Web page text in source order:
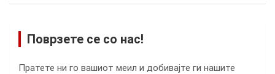
Поврзете се со нас!
Пратете ни го вашиот меил и добивајте ги нашите